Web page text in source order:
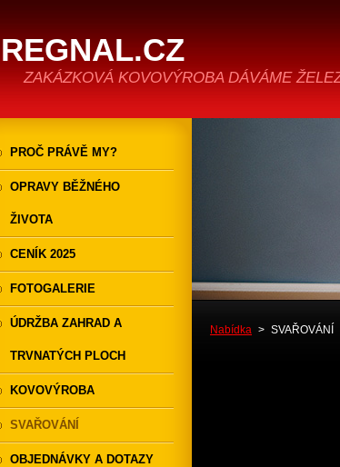
REGNAL.CZ
ZAKÁZKOVÁ KOVOVÝROBA DÁVÁME
Nabídka > SVAŘOVÁNÍ
PROČ PRÁVĚ MY?
OPRAVY BĚŽNÉHO
ŽIVOTA
CENÍK 2025
FOTOGALERIE
ÚDRŽBA ZAHRAD A
TRVNATÝCH PLOCH
KOVOVÝROBA
SVAŘOVÁNÍ
OBJEDNÁVKY A DOTAZY